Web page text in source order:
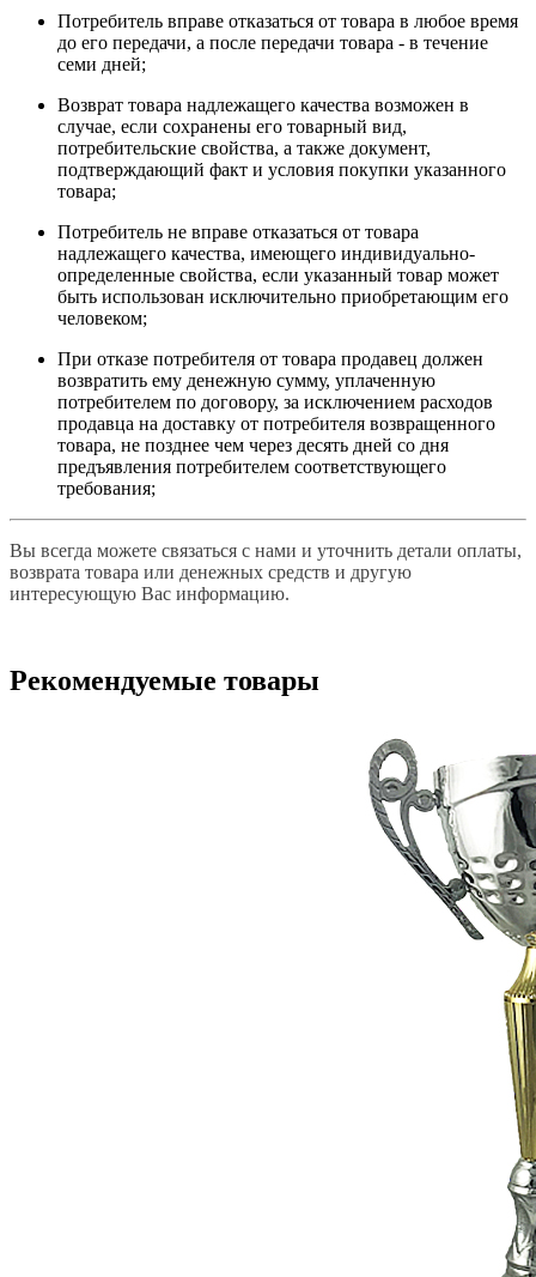
Потребитель вправе отказаться от товара в любое время
до его передачи, а после передачи товара - в течение
семи дней;
Возврат товара надлежащего качества возможен в
случае, если сохранены его товарный вид,
потребительские свойства, а также документ,
подтверждающий факт и условия покупки указанного
товара;
Потребитель не вправе отказаться от товара
надлежащего качества, имеющего индивидуально-
определенные свойства, если указанный товар может
быть использован исключительно приобретающим его
человеком;
При отказе потребителя от товара продавец должен
возвратить ему денежную сумму, уплаченную
потребителем по договору, за исключением расходов
продавца на доставку от потребителя возвращенного
товара, не позднее чем через десять дней со дня
предъявления потребителем соответствующего
требования;
Вы всегда можете связаться с нами и уточнить детали оплаты,
возврата товара или денежных средств и другую
интересующую Вас информацию.
Рекомендуемые товары